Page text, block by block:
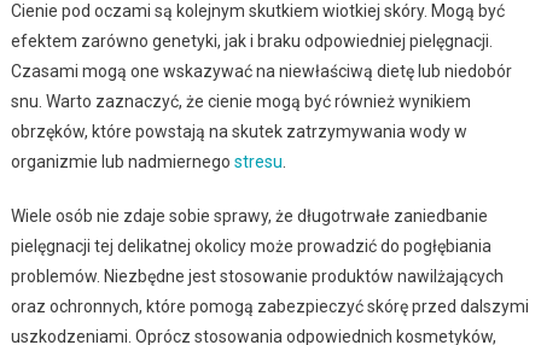
Cienie pod oczami są kolejnym skutkiem wiotkiej skóry. Mogą być
efektem zarówno genetyki, jak i braku odpowiedniej pielęgnacji.
Czasami mogą one wskazywać na niewłaściwą dietę lub niedobór
snu. Warto zaznaczyć, że cienie mogą być również wynikiem
obrzęków, które powstają na skutek zatrzymywania wody w
organizmie lub nadmiernego stresu
Wiele osób nie zdaje sobie sprawy, że długotrwałe zaniedbanie
pielęgnacji tej delikatnej okolicy może prowadzić do pogłębiania
problemów. Niezbędne jest stosowanie produktów nawilżających
oraz ochronnych, które pomogą zabezpieczyć skórę przed dalszymi
uszkodzeniami. Oprócz stosowania odpowiednich kosmetyków,